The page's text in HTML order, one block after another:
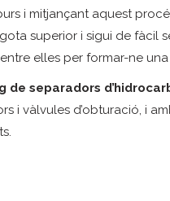
i mitjançant aquest
superior i sigui de
elles per formar-ne
de separadors
i vàlvules d’obturació, i